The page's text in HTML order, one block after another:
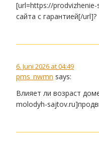
[url=https://
сайта с гарантией[/url]?
6. Juni 2026 at 04:49
pms_nwmn says:
Влияет ли возраст
molodyh-